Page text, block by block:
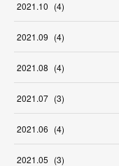
2021.10 (4)
2021.09 (4)
2021.08 (4)
2021.07 (3)
2021.06 (4)
2021.05 (3)